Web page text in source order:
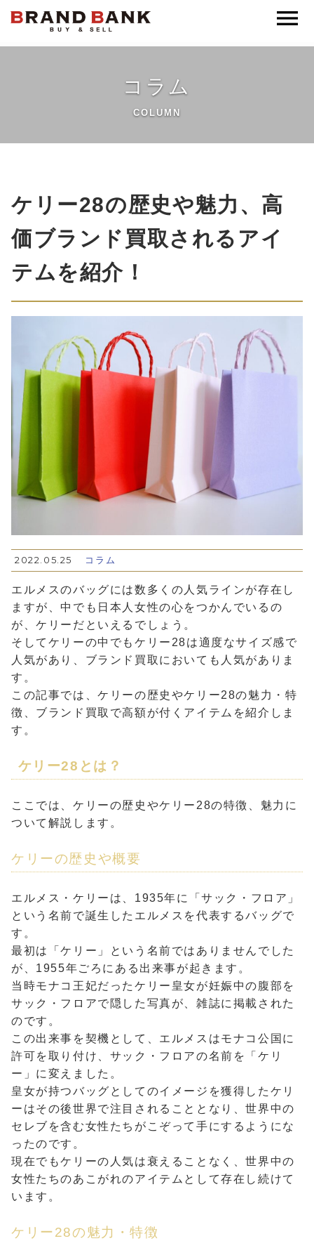
ブランドバンク公式
コラム
COLUMN
ケリー28の歴史や魅力、高
価ブランド買取されるアイ
テムを紹介！
2022.05.25 コラム
エルメスのバッグには数多くの人気ラインが存在し
ますが、中でも日本人女性の心をつかんでいるの
が、ケリーだといえるでしょう。
そしてケリーの中でもケリー28は適度なサイズ感で
人気があり、ブランド買取においても人気がありま
す。
この記事では、ケリーの歴史やケリー28の魅力・特
徴、ブランド買取で高額が付くアイテムを紹介しま
す。
ケリー28とは？
ここでは、ケリーの歴史やケリー28の特徴、魅力に
ついて解説します。
ケリーの歴史や概要
エルメス・ケリーは、1935年に「サック・フロア」
という名前で誕生したエルメスを代表するバッグで
す。
最初は「ケリー」という名前ではありませんでした
が、1955年ごろにある出来事が起きます。
当時モナコ王妃だったケリー皇女が妊娠中の腹部を
サック・フロアで隠した写真が、雑誌に掲載された
のです。
この出来事を契機として、エルメスはモナコ公国に
許可を取り付け、サック・フロアの名前を「ケリ
ー」に変えました。
皇女が持つバッグとしてのイメージを獲得したケリ
ーはその後世界で注目されることとなり、世界中の
セレブを含む女性たちがこぞって手にするようにな
ったのです。
現在でもケリーの人気は衰えることなく、世界中の
女性たちのあこがれのアイテムとして存在し続けて
います。
ケリー28の魅力・特徴